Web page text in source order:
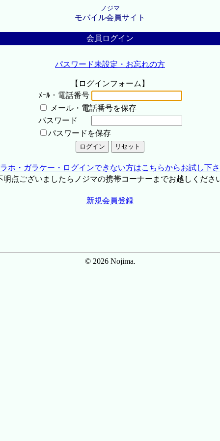
ノジマ
モバイル会員サイト
会員ログイン
パスワード未設定・お忘れの方
【ログインフォーム】
ﾒｰﾙ・電話番号
メール・電話番号を保存
パスワード
パスワードを保存
ホ・ガラケー・ログインできない方はこちらからお試し下
点ございましたらノジマの携帯コーナーまでお越しくださ
新規会員登録
© 2026 Nojima.